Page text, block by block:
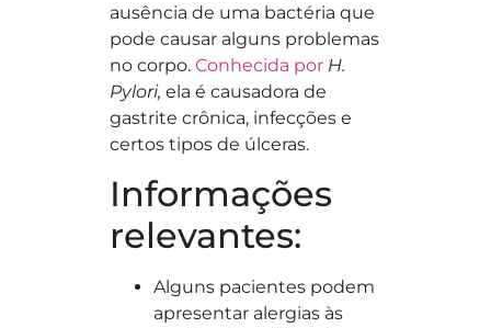
ausência de uma bactéria que
pode causar alguns problemas
no corpo. Conhecida por H.
Pylori, ela é causadora de
gastrite crônica, infecções e
certos tipos de úlceras.
Informações
relevantes:
Alguns pacientes podem
apresentar alergias às